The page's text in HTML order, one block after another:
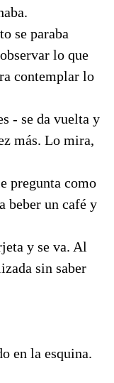
se paraba
lo que
contemplar lo
- se da vuelta y
más. Lo mira,
pregunta como
beber un café y
y se va. Al
sin saber
en la esquina.